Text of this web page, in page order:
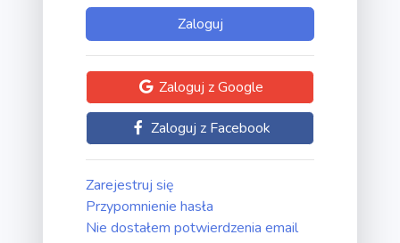
Zaloguj z Google
Zaloguj z Facebook
Zarejestruj się
Przypomnienie hasła
Nie dostałem potwierdzenia email